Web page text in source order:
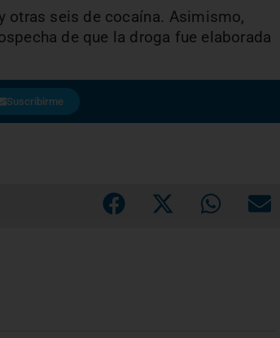
otras seis de cocaína. Asimismo,
de que la droga fue elaborada
Suscribirme